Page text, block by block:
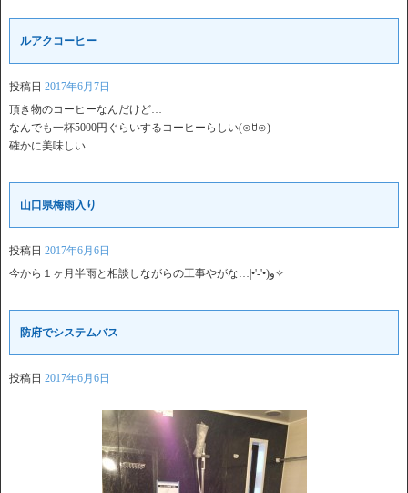
ルアクコーヒー
投稿日 2017年6月7日
頂き物のコーヒーなんだけど…
なんでも一杯5000円ぐらいするコーヒーらしい(⊙ꇴ⊙)
確かに美味しい
山口県梅雨入り
投稿日 2017年6月6日
今から１ヶ月半雨と相談しながらの工事やがな…‎‎|•'-'•)و✧
防府でシステムバス
投稿日 2017年6月6日